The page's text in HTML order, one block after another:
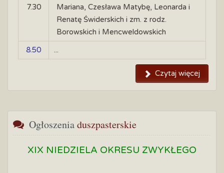
7.30
Mariana, Czesława Matybę, Leonarda i
Renatę Świderskich i zm. z rodz.
Borowskich i Mencweldowskich
8.50
...
Czytaj więcej
Ogłoszenia duszpasterskie
XIX NIEDZIELA OKRESU ZWYKŁEGO